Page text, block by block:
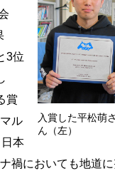
入賞した平松萌
ん（左）
3位
賞
ル
本
禍においても地道に